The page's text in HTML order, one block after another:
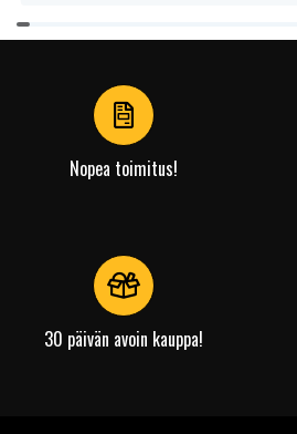
Item
1
Nopea toimitus!
30 päivän avoin kauppa!